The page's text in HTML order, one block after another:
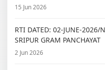
15 Jun 2026
RTI DATED: 02-JUNE-
SRIPUR GRAM PANCHAYAT
2 Jun 2026